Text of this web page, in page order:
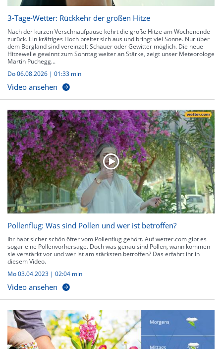
3-Tage-Wetter: Rückkehr der großen Hitze
Nach der kurzen Verschnaufpause kehrt die große Hitze am Wochenende
zurück. Ein kräftiges Hoch breitet sich aus und bringt viel Sonne. Nur über
dem Bergland sind vereinzelt Schauer oder Gewitter möglich. Die neue
Hitzewelle gewinnt zum Sonntag weiter an Stärke, zeigt unser Meteorologe
Martin Puchegg...
Do 06.08.2026 | 01:33 min
Video ansehen
Pollenflug: Was sind Pollen und wer ist betroffen?
Ihr habt sicher schön öfter vom Pollenflug gehört. Auf wetter.com gibt es
sogar eine Pollenvorhersage. Doch was genau sind Pollen, wann kommen
sie verstärkt vor und wer ist am stärksten betroffen? Das erfahrt ihr in
diesem Video.
Mo 03.04.2023 | 02:04 min
Video ansehen